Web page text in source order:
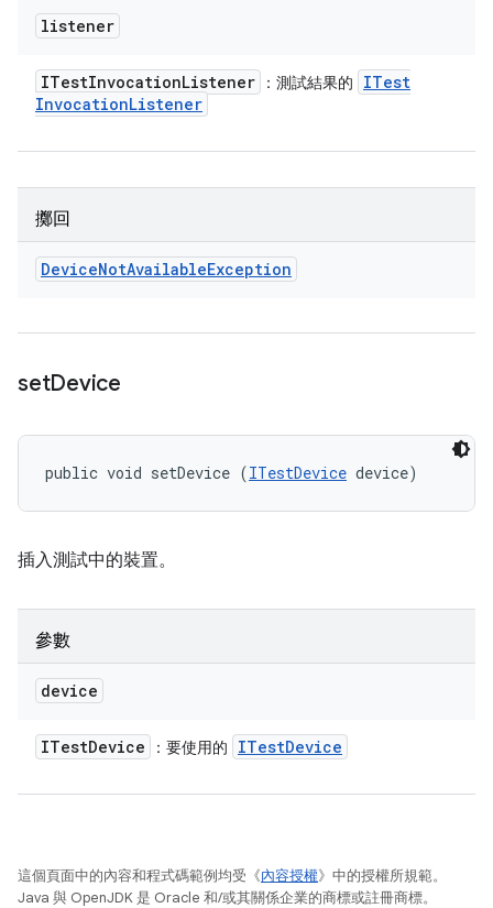
listener
ITestInvocationListener ：測試結果的
ITest
InvocationListener
擲回
DeviceNotAvailableException
setDevice
public void setDevice (ITestDevice device)
插入測試中的裝置。
參數
device
ITestDevice ：要使用的 ITestDevice
這個頁面中的內容和程式碼範例均受《內容授權》中的授權所規範。
Java 與 OpenJDK 是 Oracle 和/或其關係企業的商標或註冊商標。